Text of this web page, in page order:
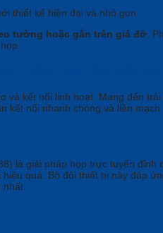
thiết kế hiện đại và nhỏ gọn
tường hoặc gắn trên giá đỡ.
và kết nối linh hoạt. Mang đến
kết nối nhanh chóng và liền mạch.
là giải pháp họp trực tuyến
quả. Bộ đôi thiết bị này đáp